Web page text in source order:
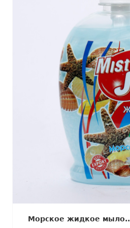
Морское жидкое мыло..